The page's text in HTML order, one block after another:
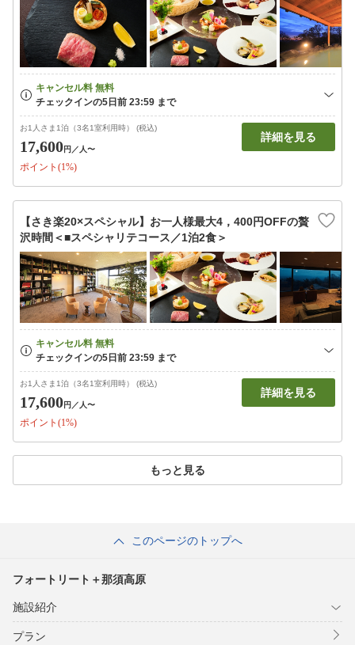
お1人さま1泊（3名1室利用時） (税込)
17,600円 ／人〜
ポイント(1%)
詳細を見る
【さき楽20×スペシャル】お一人様最大4，400円OFFの贅
沢時間＜■スペシャリテコース／1泊2食＞
お1人さま1泊（3名1室利用時） (税込)
17,600円 ／人〜
ポイント(1%)
詳細を見る
もっと見る
このページのトップへ
フォートリート＋那須高原
施設紹介
プラン